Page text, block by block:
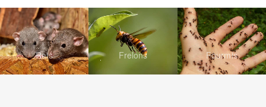
Rats Frelons Fourmis